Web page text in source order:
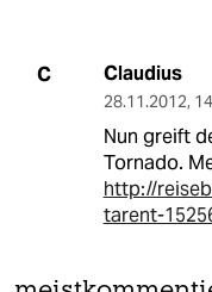
C Claudius
28.11.2012,
Nun greift
Tornado.
http://
tarent-